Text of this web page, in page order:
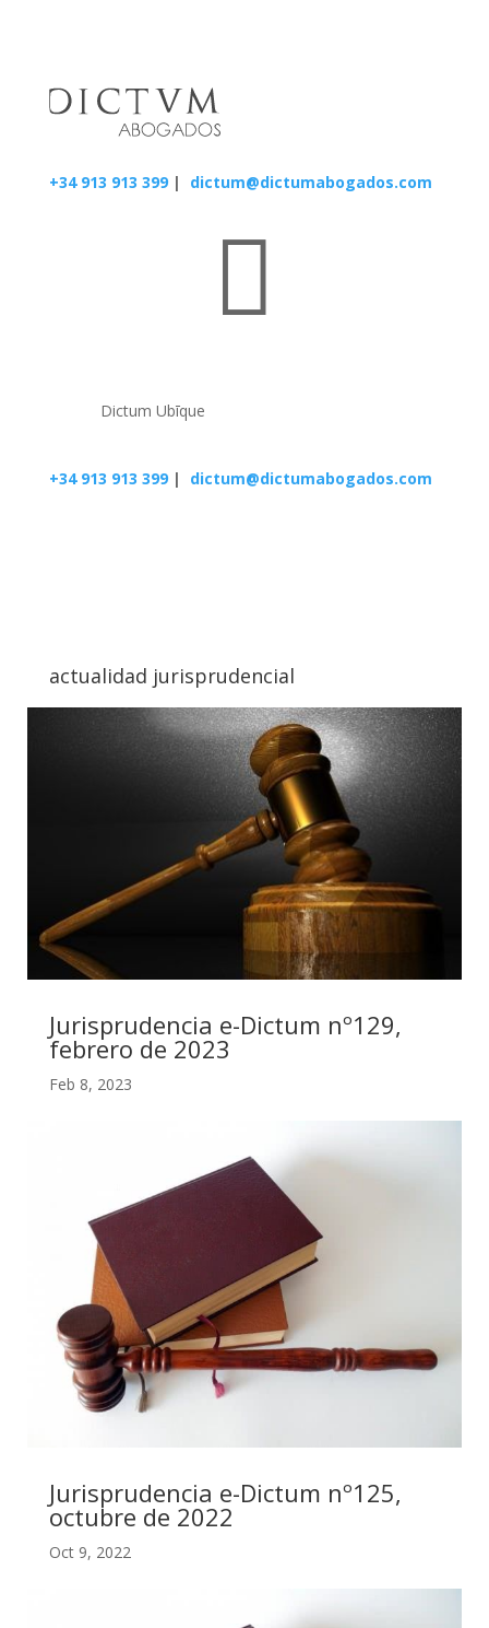
+34 913 913 399| dictum@dictumabogados.com

Dictum Ubīque
+34 913 913 399| dictum@dictumabogados.com
actualidad jurisprudencial
Jurisprudencia e-Dictum nº129,
febrero de 2023
Feb 8, 2023
Jurisprudencia e-Dictum nº125,
octubre de 2022
Oct 9, 2022